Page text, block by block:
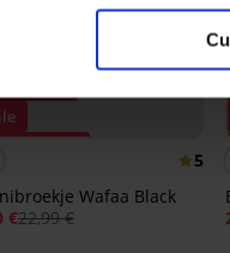
5
Wafaa Black
€22,99 €